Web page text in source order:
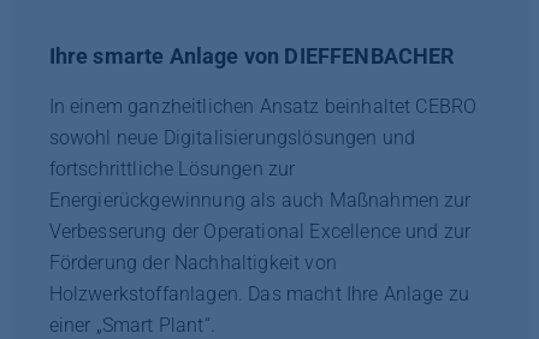
Ihre smarte Anlage von DIEFFENBACHER
In einem ganzheitlichen Ansatz beinhaltet CEBRO
sowohl neue Digitalisierungslösungen und
fortschrittliche Lösungen zur
Energierückgewinnung als auch Maßnahmen zur
Verbesserung der Operational Excellence und zur
Förderung der Nachhaltigkeit von
Holzwerkstoffanlagen. Das macht Ihre Anlage zu
einer „Smart Plant“.